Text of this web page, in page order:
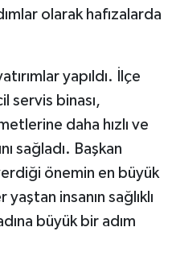
olarak hafızalarda
yapıldı. İlçe
servis binası,
daha hızlı ve
sağladı. Başkan
verdiği önemin en büyük
insanın sağlıklı
büyük bir adım